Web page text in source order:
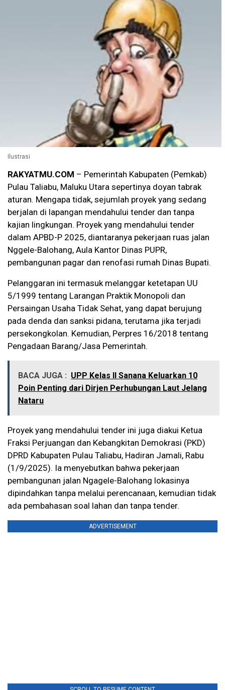
Ilustrasi
RAKYATMU.COM – Pemerintah Kabupaten (Pemkab)
Pulau Taliabu, Maluku Utara sepertinya doyan tabrak
aturan. Mengapa tidak, sejumlah proyek yang sedang
berjalan di lapangan mendahului tender dan tanpa
kajian lingkungan. Proyek yang mendahului tender
dalam APBD-P 2025, diantaranya pekerjaan ruas jalan
Nggele-Balohang, Aula Kantor Dinas PUPR,
pembangunan pagar dan renofasi rumah Dinas Bupati.
Pelanggaran ini termasuk melanggar ketetapan UU
5/1999 tentang Larangan Praktik Monopoli dan
Persaingan Usaha Tidak Sehat, yang dapat berujung
pada denda dan sanksi pidana, terutama jika terjadi
persekongkolan. Kemudian, Perpres 16/2018 tentang
Pengadaan Barang/Jasa Pemerintah.
BACA JUGA : UPP Kelas II Sanana Keluarkan 10
Poin Penting dari Dirjen Perhubungan Laut Jelang
Nataru
Proyek yang mendahului tender ini juga diakui Ketua
Fraksi Perjuangan dan Kebangkitan Demokrasi (PKD)
DPRD Kabupaten Pulau Taliabu, Hadiran Jamali, Rabu
(1/9/2025). Ia menyebutkan bahwa pekerjaan
pembangunan jalan Ngagele-Balohang lokasinya
dipindahkan tanpa melalui perencanaan, kemudian tidak
ada pembahasan soal lahan dan tanpa tender.
ADVERTISEMENT